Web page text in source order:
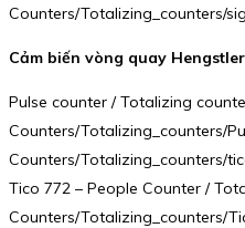
Counters/Totalizing_counters/
Cảm biến vòng quay Hengstler
Pulse counter / Totalizing
Counters/Totalizing_counters/
Counters/Totalizing_counters/
Tico 772 – People Counter /
Counters/Totalizing_counters/